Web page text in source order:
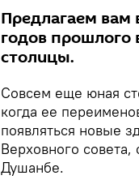
Предлагаем вам
годов прошлого
столицы.
Совсем еще юная
когда ее
появляться новые
Верховного
Душанбе.